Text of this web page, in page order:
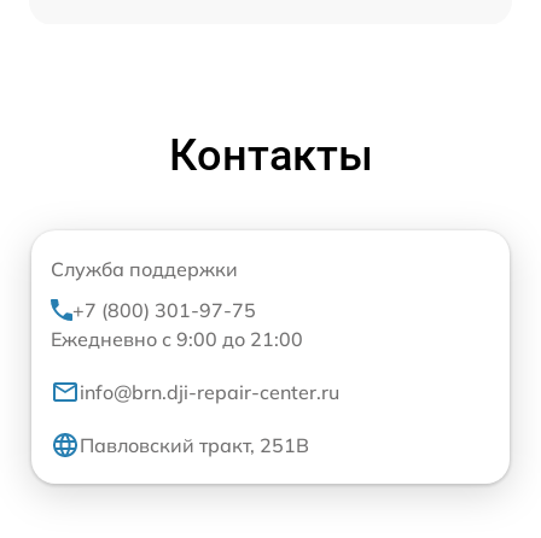
Контакты
Служба поддержки
+7 (800) 301-97-75
Ежедневно с 9:00 до 21:00
info@brn.dji-repair-center.ru
Павловский тракт, 251В